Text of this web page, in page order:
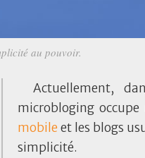
au pouvoir.
Actuellement,
microbloging
mobile et les blogs
simplicité.